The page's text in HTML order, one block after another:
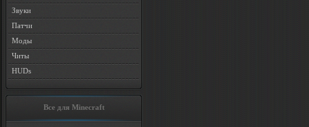
Звуки
Патчи
Моды
Читы
HUDs
Все для Minecraft